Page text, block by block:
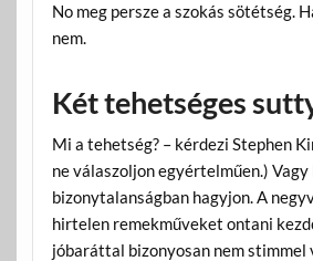
No meg persze a szokás sötétség.
nem.
Két tehetséges
Mi a tehetség? – kérdezi Stephen
ne válaszoljon egyértelműen.) Vagy
bizonytalanságban hagyjon. A
hirtelen remekműveket ontani
jóbaráttal bizonyosan nem stimmel